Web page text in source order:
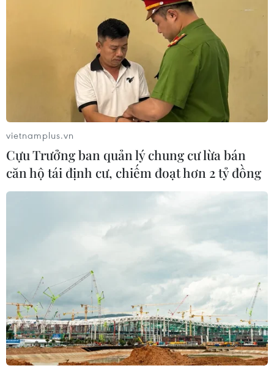
vietnamplus.vn
Cựu Trưởng ban quản lý chung cư lừa bán
căn hộ tái định cư, chiếm đoạt hơn 2 tỷ đồng